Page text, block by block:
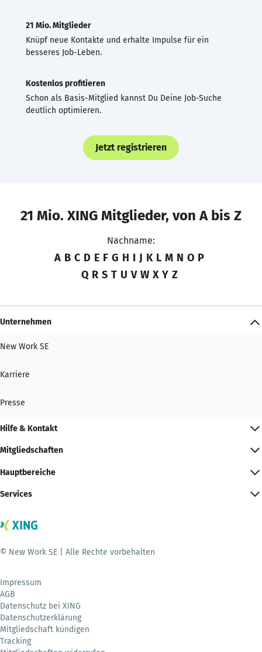
21 Mio. Mitglieder
Knüpf neue Kontakte und erhalte Impulse für ein
besseres Job-Leben.
Kostenlos profitieren
Schon als Basis-Mitglied kannst Du Deine Job-Suche
deutlich optimieren.
Jetzt registrieren
21 Mio. XING Mitglieder, von A bis Z
Nachname:
A B C D E F G H I J K L M N O P
Q R S T U V W X Y Z
Unternehmen
New Work SE
Karriere
Presse
Hilfe & Kontakt
Mitgliedschaften
Hauptbereiche
Services
© New Work SE | Alle Rechte vorbehalten
Impressum
AGB
Datenschutz bei XING
Datenschutzerklärung
Mitgliedschaft kündigen
Tracking